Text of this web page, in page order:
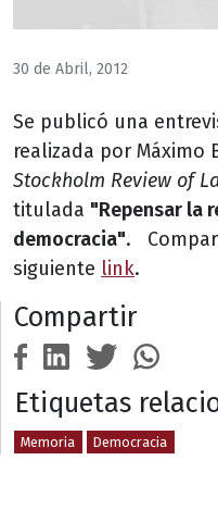
30 de Abril, 2012
Se publicó una
realizada por Máximo
Stockholm Review of
titulada "Repensar la
democracia".
siguiente link.
Compartir
Etiquetas
Memoria Democracia